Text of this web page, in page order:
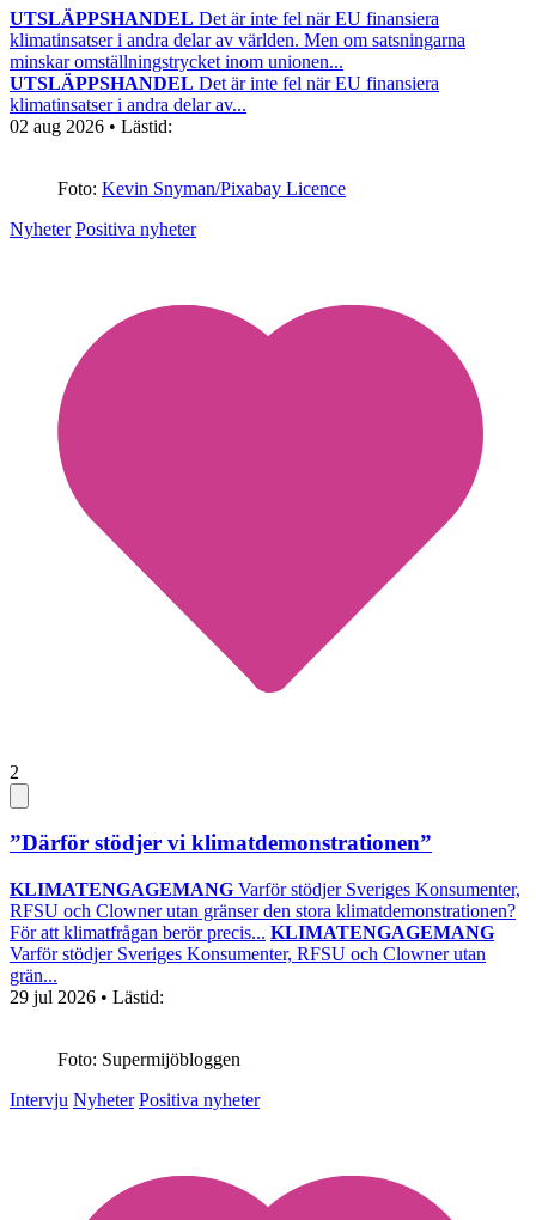
UTSLÄPPSHANDEL Det är inte fel när EU finansiera
klimatinsatser i andra delar av världen. Men om satsningarna
minskar omställningstrycket inom unionen...
UTSLÄPPSHANDEL Det är inte fel när EU finansiera
klimatinsatser i andra delar av...
02 aug 2026 • Lästid:
Foto: Kevin Snyman/Pixabay Licence
Nyheter Positiva nyheter
2
”Därför stödjer vi klimatdemonstrationen”
KLIMATENGAGEMANG Varför stödjer Sveriges Konsumenter,
RFSU och Clowner utan gränser den stora klimatdemonstrationen?
För att klimatfrågan berör precis... KLIMATENGAGEMANG
Varför stödjer Sveriges Konsumenter, RFSU och Clowner utan
grän...
29 jul 2026 • Lästid:
Foto: Supermijöbloggen
Intervju Nyheter Positiva nyheter